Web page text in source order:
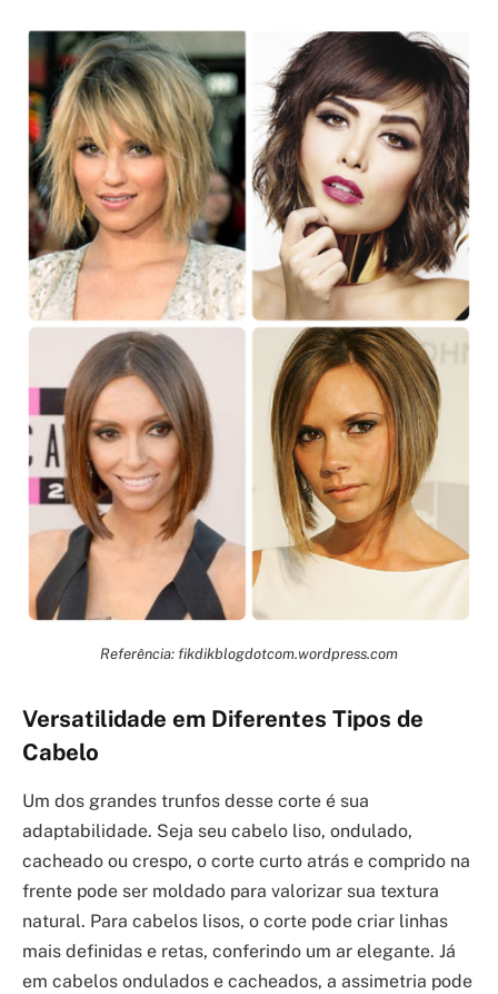
Referência: fikdikblogdotcom.wordpress.com
Versatilidade em Diferentes Tipos de
Cabelo
Um dos grandes trunfos desse corte é sua
adaptabilidade. Seja seu cabelo liso, ondulado,
cacheado ou crespo, o corte curto atrás e comprido na
frente pode ser moldado para valorizar sua textura
natural. Para cabelos lisos, o corte pode criar linhas
mais definidas e retas, conferindo um ar elegante. Já
em cabelos ondulados e cacheados, a assimetria pode